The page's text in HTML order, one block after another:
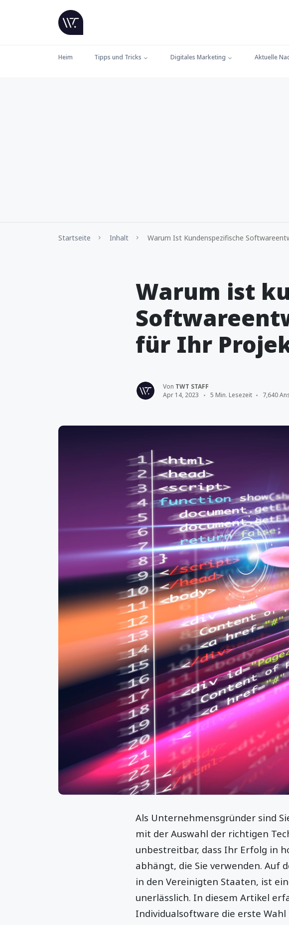
Heim Tipps und Tricks Digitales Marketing Aktuelle
Startseite Inhalt Warum Ist Kundenspezifische
Warum ist
für Ihr
Von TWT STAFF
Apr 14, 2023
5 Min. Lesezeit 7,640
Als Unternehmensgründer sind
mit der Auswahl der richtigen
unbestreitbar, dass Ihr Erfolg in
abhängt, die Sie verwenden.
in den Vereinigten Staaten, ist
unerlässlich. In diesem Artikel
Individualsoftware die erste